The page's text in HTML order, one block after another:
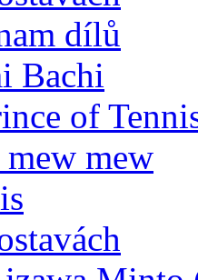
dílů
Bachi
of
mew